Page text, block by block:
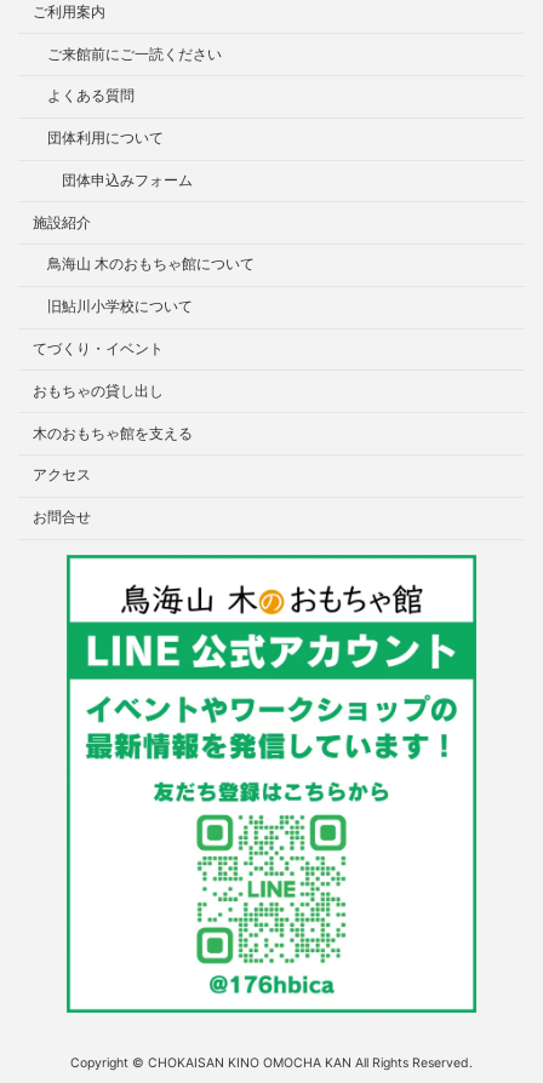
ご利用案内
ご来館前にご一読ください
よくある質問
団体利用について
団体申込みフォーム
施設紹介
鳥海山 木のおもちゃ館について
旧鮎川小学校について
てづくり・イベント
おもちゃの貸し出し
木のおもちゃ館を支える
アクセス
お問合せ
Copyright © CHOKAISAN KINO OMOCHA KAN All Rights Reserved.